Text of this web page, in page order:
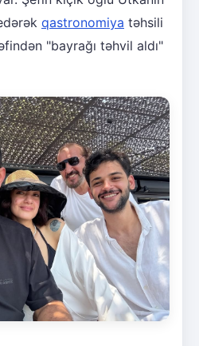
qastronomiya təhsili
"bayrağı təhvil aldı"